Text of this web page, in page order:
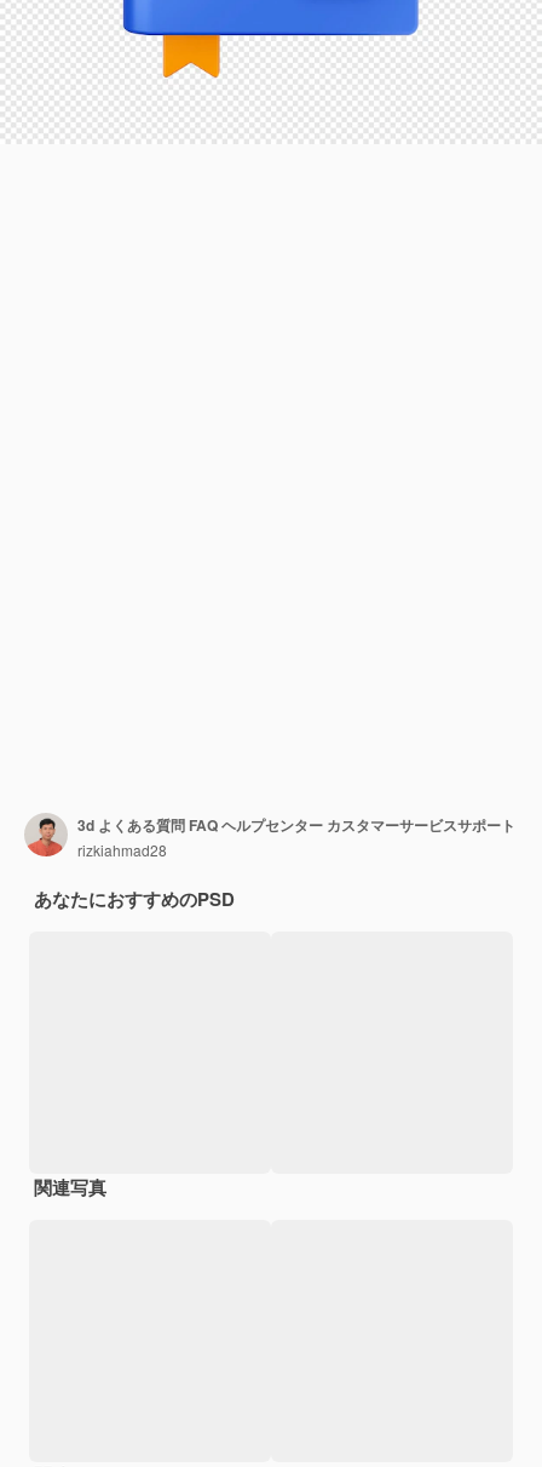
3d よくある質問 FAQ ヘルプセンター カスタマーサービスサポート
rizkiahmad28
あなたにおすすめのPSD
関連写真